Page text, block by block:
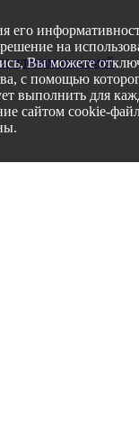
членам их семей
его
на
Вы можете
с помощью
выполнить для
сайтом cookie-